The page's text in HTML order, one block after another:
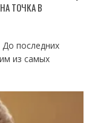
ТОЧКА В
последних
из самых